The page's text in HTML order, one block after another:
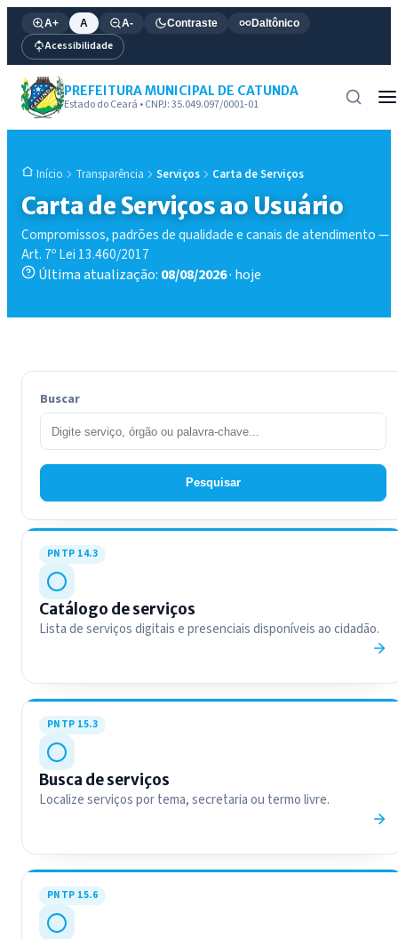
A+ A A- Contraste Daltônico
Acessibilidade
PREFEITURA MUNICIPAL DE CATUNDA
Estado do Ceará • CNPJ: 35.049.097/0001-01
Início Transparência Serviços Carta de Serviços
Carta de Serviços ao Usuário
Compromissos, padrões de qualidade e canais de atendimento —
Art. 7º Lei 13.460/2017
Última atualização: 08/08/2026· hoje
Buscar
Pesquisar
PNTP 14.3
Catálogo de serviços
Lista de serviços digitais e presenciais disponíveis ao cidadão.
PNTP 15.3
Busca de serviços
Localize serviços por tema, secretaria ou termo livre.
PNTP 15.6